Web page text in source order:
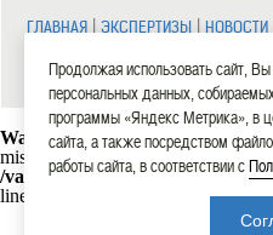
ГЛАВНАЯ | ЭКСПЕРТИЗЫ | НОВОСТИ
2006—2026 СЧУ «Ростовский центр
Warning: mysql_connect():
mismatch. Headers:101113
/var/www/rostexpert.ru/data/
line
Продолжая использовать сайт, Вы
персональных данных,
программы «Яндекс Метрика», в
сайта, а также посредством
работы сайта, в соответствии с